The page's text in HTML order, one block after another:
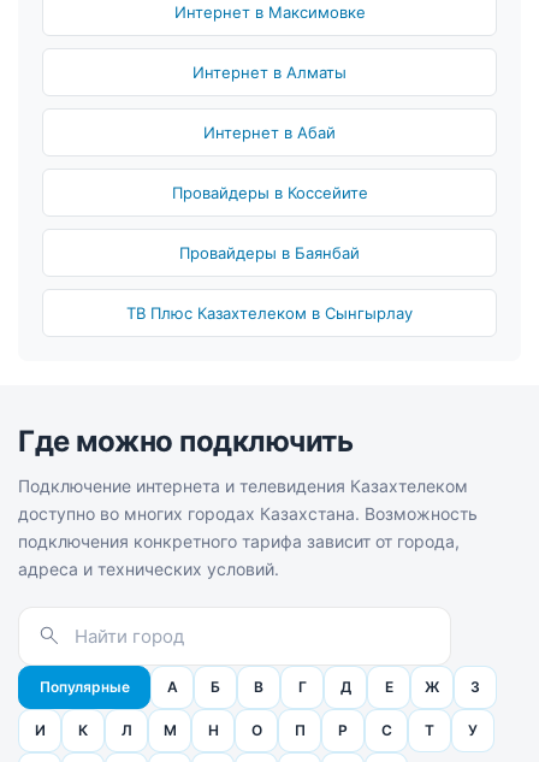
Интернет в Максимовке
Интернет в Алматы
Интернет в Абай
Провайдеры в Коссейите
Провайдеры в Баянбай
ТВ Плюс Казахтелеком в Сынгырлау
Где можно подключить
Подключение интернета и телевидения Казахтелеком
доступно во многих городах Казахстана. Возможность
подключения конкретного тарифа зависит от города,
адреса и технических условий.
Популярные А Б В Г Д Е Ж З
И К Л М Н О П Р С Т У